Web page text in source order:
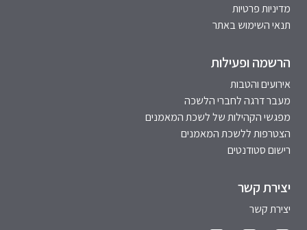
מדיניות פרטיות
תנאי השימוש באתר
הרשמה ופעילות
אירועים והטבות
מעבר דרגה לחברי הלשכה
מפגשי הקהילות של לשכת המאמנים
הצטרפות ללשכת המאמנים
רישום סטודנטים
יצירת קשר
יצירת קשר